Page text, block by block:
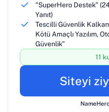
"SuperHero Destek"
Yanıt)
Tescilli Güvenlik
Kötü Amaçlı Yazılım,
Güvenlik"
11
Siteyi